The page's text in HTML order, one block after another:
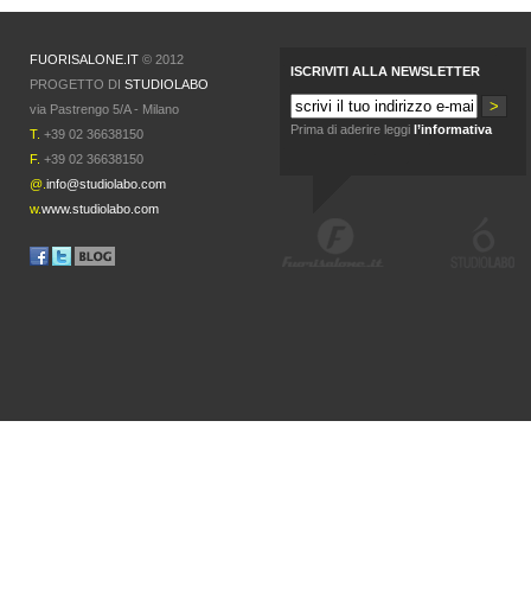
FUORISALONE.IT © 2012
PROGETTO DI STUDIOLABO
via Pastrengo 5/A - Milano
T. +39 02 36638150
F. +39 02 36638150
@. info@studiolabo.com
w.www.studiolabo.com
ISCRIVITI ALLA NEWSLETTER
Prima di aderire leggi l’informativa